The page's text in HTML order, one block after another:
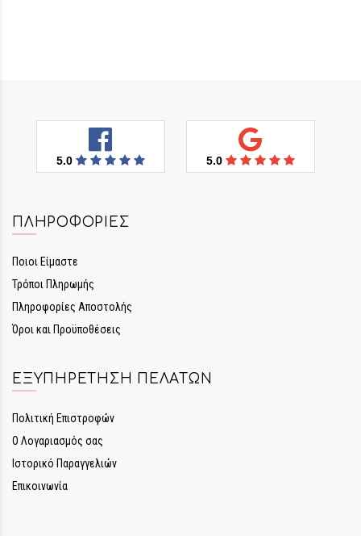
5.0 5.0
ΠΛΗΡΟΦΟΡΊΕΣ
Ποιοι Είμαστε
Τρόποι Πληρωμής
Πληροφορίες Αποστολής
Όροι και Προϋποθέσεις
ΕΞΥΠΗΡΈΤΗΣΗ ΠΕΛΑΤΏΝ
Πολιτική Επιστροφών
Ο Λογαριασμός σας
Ιστορικό Παραγγελιών
Επικοινωνία